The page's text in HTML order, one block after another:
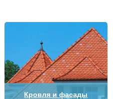
Кровля и фасады